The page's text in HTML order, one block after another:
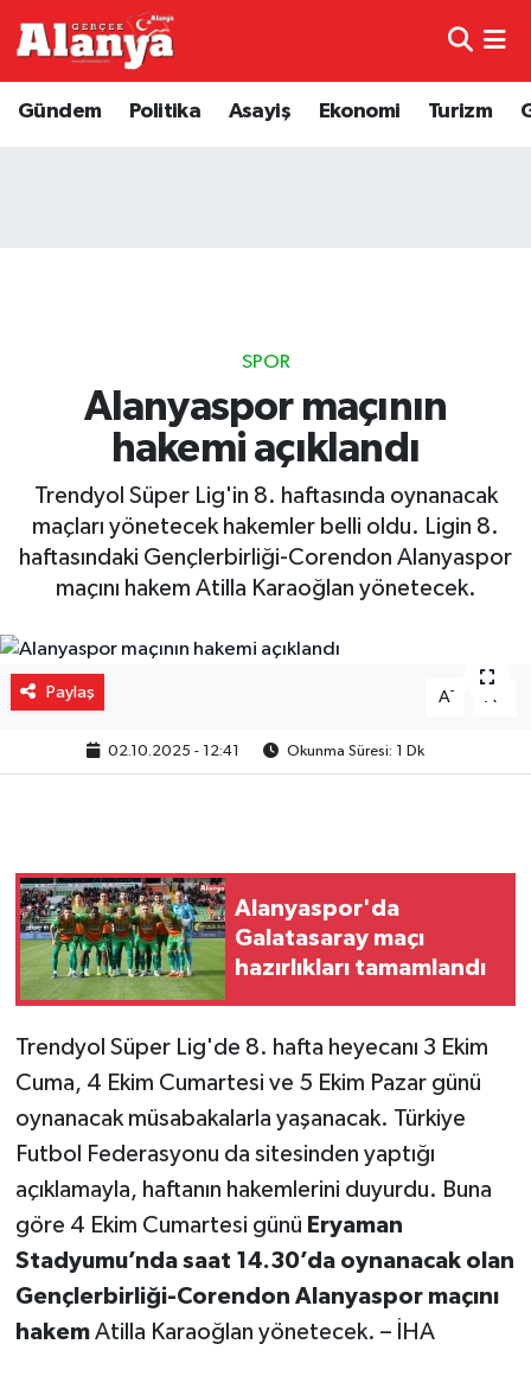
Gündem Politika Asayiş Ekonomi Turizm
SPOR
Alanyaspor maçının
hakemi açıklandı
Trendyol Süper Lig'in 8. haftasında oynanacak
maçları yönetecek hakemler belli oldu. Ligin 8.
haftasındaki Gençlerbirliği-Corendon Alanyaspor
maçını hakem Atilla Karaoğlan yönetecek.
Paylaş A- A
02.10.2025 - 12:41 Okunma Süresi: 1 Dk
Alanyaspor'da
Galatasaray maçı
hazırlıkları tamamlandı
Trendyol Süper Lig'de 8. hafta heyecanı 3 Ekim
Cuma, 4 Ekim Cumartesi ve 5 Ekim Pazar günü
oynanacak müsabakalarla yaşanacak. Türkiye
Futbol Federasyonu da sitesinden yaptığı
açıklamayla, haftanın hakemlerini duyurdu. Buna
göre 4 Ekim Cumartesi günü Eryaman
Stadyumu’nda saat 14.30’da oynanacak olan
Gençlerbirliği-Corendon Alanyaspor maçını
hakem Atilla Karaoğlan yönetecek. – İHA
Genel
Diğer
Dünya
Ekonomi
Gizlilik İlkeleri - Privacy Policy
Gündem
Politika
Turizm
Trafik Durumu
Haber Arşivi